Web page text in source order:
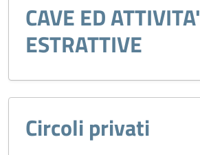
CAVE ED ATTIVITA'
ESTRATTIVE
Circoli privati